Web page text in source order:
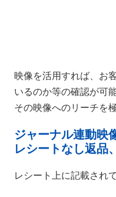
映像を活用すれば、お
いるのか等の確認が可
その映像へのリーチを
ジャーナル連動映
レシートなし返品
レシート上に記載され